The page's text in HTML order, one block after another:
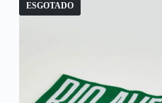
ESGOTADO